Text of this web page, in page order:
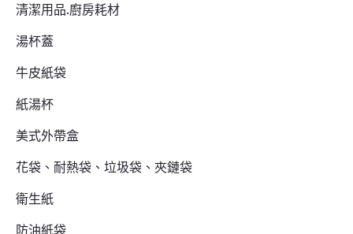
清潔用品.廚房耗材
湯杯蓋
牛皮紙袋
紙湯杯
美式外帶盒
花袋、耐熱袋、垃圾袋、夾鏈袋
衛生紙
防油紙袋